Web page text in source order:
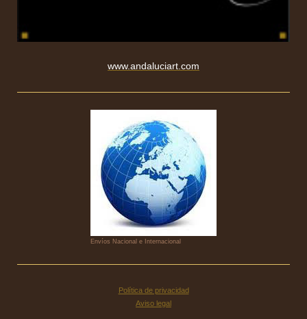
www.andaluciart.com
Envíos Nacional e Internacional
Política de privacidad
Aviso legal